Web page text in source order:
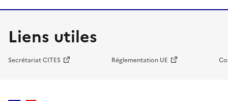
Liens utiles
Secrétariat CITES Réglementation UE